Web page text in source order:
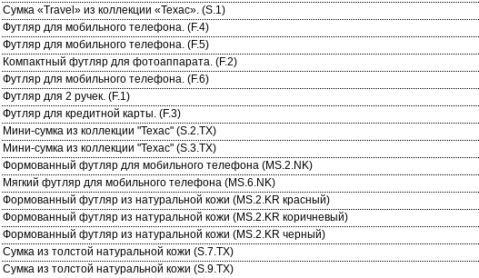
Сумка «Travel» из коллекции «Техас». (S.1)
Футляр для мобильного телефона. (F.4)
Футляр для мобильного телефона. (F.5)
Компактный футляр для фотоаппарата. (F.2)
Футляр для мобильного телефона. (F.6)
Футляр для 2 ручек. (F.1)
Футляр для кредитной карты. (F.3)
Мини-сумка из коллекции "Техас" (S.2.TX)
Мини-сумка из коллекции "Техас" (S.3.TX)
Формованный футляр для мобильного телефона (MS.2.NK)
Мягкий футляр для мобильного телефона (MS.6.NK)
Формованный футляр из натуральной кожи (MS.2.KR красный)
Формованный футляр из натуральной кожи (MS.2.KR коричневый)
Формованный футляр из натуральной кожи (MS.2.KR черный)
Сумка из толстой натуральной кожи (S.7.TX)
Сумка из толстой натуральной кожи (S.9.TX)